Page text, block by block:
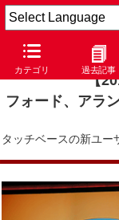
カテゴリ 過去記事
【
フォード、アラ
タッチベースの新ユー